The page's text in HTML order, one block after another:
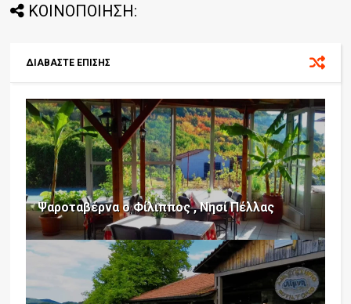
ΚΟΙΝΟΠΟΙΗΣΗ:
ΔΙΑΒΑΣΤΕ ΕΠΙΣΗΣ
Ψαροταβέρνα ο Φίλιππος , Νησί Πέλλας